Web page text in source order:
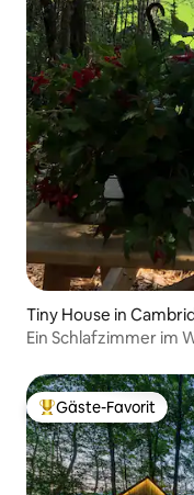
Tiny House in
Ein Schlafzimmer im
Beliebter Gäste-
Gäste-Favorit